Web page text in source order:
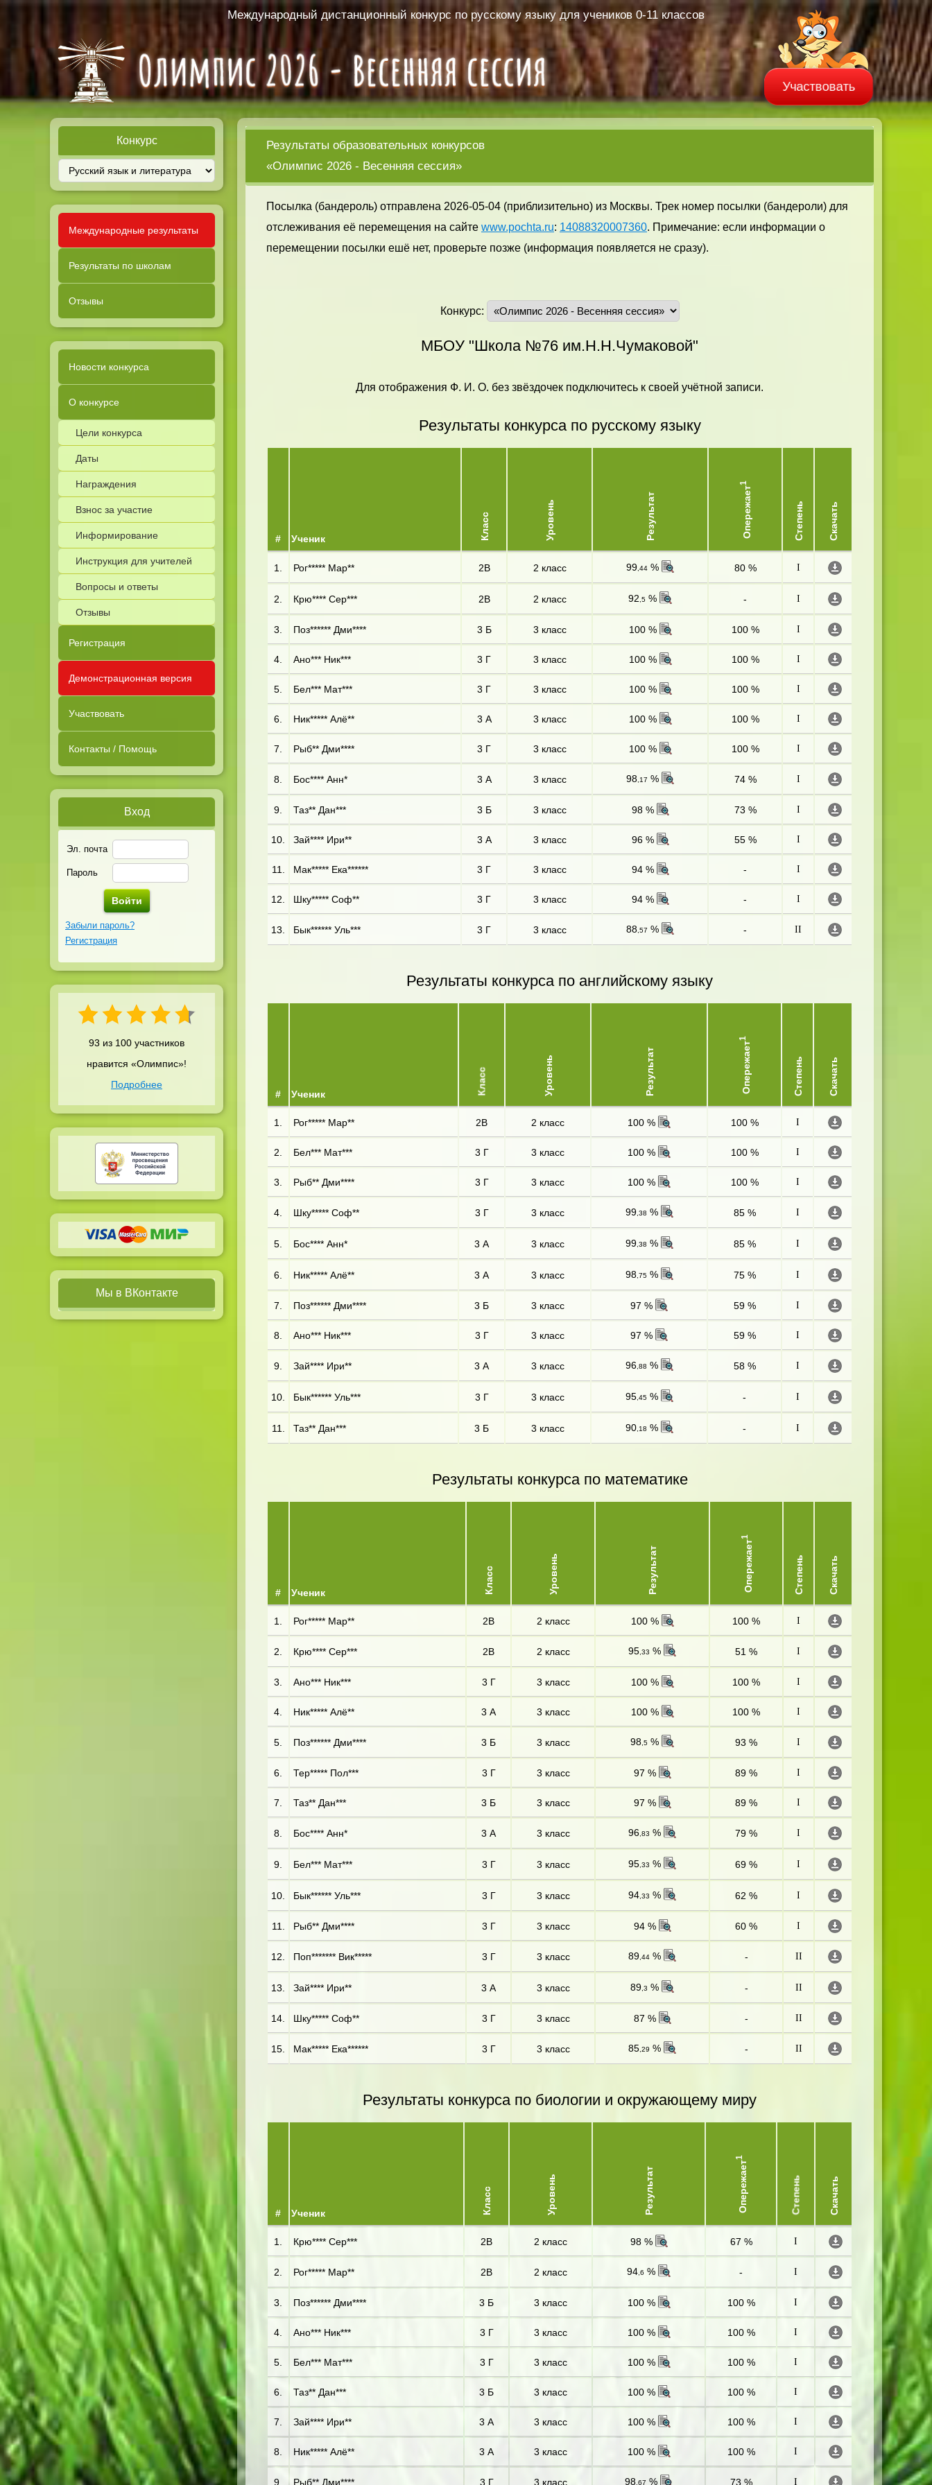
Международный дистанционный конкурс по русскому языку для учеников 0-11 классов
Участвовать
Конкурс
Международные результаты
Результаты по школам
Отзывы
Новости конкурса
О конкурсе
Цели конкурса
Даты
Награждения
Взнос за участие
Информирование
Инструкция для учителей
Вопросы и ответы
Отзывы
Регистрация
Демонстрационная версия
Участвовать
Контакты / Помощь
Вход
Эл. почта
Пароль
Забыли пароль?
Регистрация
93 из 100 участников
нравится «Олимпис»!
Подробнее
Мы в ВКонтакте
Результаты образовательных конкурсов
«Олимпис 2026 - Весенняя сессия»
Посылка (бандероль) отправлена 2026-05-04 (приблизительно) из Москвы. Трек номер посылки (бандероли) для
отслеживания её перемещения на сайте www.pochta.ru: 14088320007360. Примечание: если информации о
перемещении посылки ешё нет, проверьте позже (информация появляется не сразу).
Конкурс:
МБОУ "Школа №76 им.Н.Н.Чумаковой"
Для отображения Ф. И. О. без звёздочек подключитесь к своей учётной записи.
Результаты конкурса по русскому языку
# Ученик Класс Уровень Результат Опережает
1
Степень Скачать
1. Рог***** Мар** 2В 2 класс 99 ,44 % 80 % I
2. Крю**** Сер*** 2В 2 класс 92 ,5 % - I
3. Поз****** Дми**** 3 Б 3 класс 100 % 100 % I
4. Ано*** Ник*** 3 Г 3 класс 100 % 100 % I
5. Бел*** Мат*** 3 Г 3 класс 100 % 100 % I
6. Ник***** Алё** 3 А 3 класс 100 % 100 % I
7. Рыб** Дми**** 3 Г 3 класс 100 % 100 % I
8. Бос**** Анн* 3 А 3 класс 98 ,17 % 74 % I
9. Таз** Дан*** 3 Б 3 класс 98 % 73 % I
10. Зай**** Ири** 3 А 3 класс 96 % 55 % I
11. Мак***** Ека****** 3 Г 3 класс 94 % - I
12. Шку***** Соф** 3 Г 3 класс 94 % - I
13. Бык****** Уль*** 3 Г 3 класс 88 ,57 % - II
Результаты конкурса по английскому языку
# Ученик Класс Уровень Результат Опережает
1
Степень Скачать
1. Рог***** Мар** 2В 2 класс 100 % 100 % I
2. Бел*** Мат*** 3 Г 3 класс 100 % 100 % I
3. Рыб** Дми**** 3 Г 3 класс 100 % 100 % I
4. Шку***** Соф** 3 Г 3 класс 99,38 % 85 % I
5. Бос**** Анн* 3 А 3 класс 99,38 % 85 % I
6. Ник***** Алё** 3 А 3 класс 98,75% 75 % I
7. Поз****** Дми**** 3 Б 3 класс 97 % 59 % I
8. Ано*** Ник*** 3 Г 3 класс 97 % 59 % I
9. Зай**** Ири** 3 А 3 класс 96,88 % 58 % I
10. Бык****** Уль*** 3 Г 3 класс 95,45% - I
11. Таз** Дан*** 3 Б 3 класс 90,18 % - I
Результаты конкурса по математике
# Ученик Класс Уровень Результат Опережает
1
Степень Скачать
1. Рог***** Мар** 2В 2 класс 100 % 100 % I
2. Крю**** Сер*** 2В 2 класс 95 ,33 % 51 % I
3. Ано*** Ник*** 3 Г 3 класс 100 % 100 % I
4. Ник***** Алё** 3 А 3 класс 100 % 100 % I
5. Поз****** Дми**** 3 Б 3 класс 98 ,5 % 93 % I
6. Тер***** Пол*** 3 Г 3 класс 97 % 89 % I
7. Таз** Дан*** 3 Б 3 класс 97 % 89 % I
8. Бос**** Анн* 3 А 3 класс 96 ,83 % 79 % I
9. Бел*** Мат*** 3 Г 3 класс 95 ,33 % 69 % I
10. Бык****** Уль*** 3 Г 3 класс 94 ,33 % 62 % I
11. Рыб** Дми**** 3 Г 3 класс 94 % 60 % I
12. Поп******* Вик***** 3 Г 3 класс 89 ,44 % - II
13. Зай**** Ири** 3 А 3 класс 89 ,3 % - II
14. Шку***** Соф** 3 Г 3 класс 87 % - II
15. Мак***** Ека****** 3 Г 3 класс 85 ,29 % - II
Результаты конкурса по биологии и окружающему миру
# Ученик Класс Уровень Результат Опережает
1
Степень Скачать
1. Крю**** Сер*** 2В 2 класс 98 % 67 % I
2. Рог***** Мар** 2В 2 класс 94 ,6 % - I
3. Поз****** Дми**** 3 Б 3 класс 100 % 100 % I
4. Ано*** Ник*** 3 Г 3 класс 100 % 100 % I
5. Бел*** Мат*** 3 Г 3 класс 100 % 100 % I
6. Таз** Дан*** 3 Б 3 класс 100 % 100 % I
7. Зай**** Ири** 3 А 3 класс 100 % 100 % I
8. Ник***** Алё** 3 А 3 класс 100 % 100 % I
9. Рыб** Дми**** 3 Г 3 класс 98 ,67 % 73 % I